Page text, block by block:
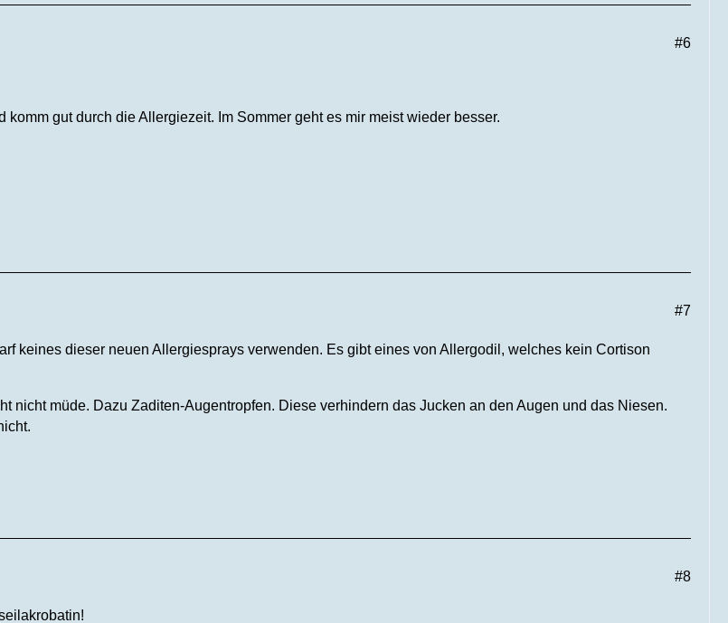
#6
gut durch die Allergiezeit. Im Sommer geht es mir meist wieder besser.
#7
keines dieser neuen Allergiesprays verwenden. Es gibt eines von Allergodil, welches kein Cortison
nicht müde. Dazu Zaditen-Augentropfen. Diese verhindern das Jucken an den Augen und das Niesen.
#8